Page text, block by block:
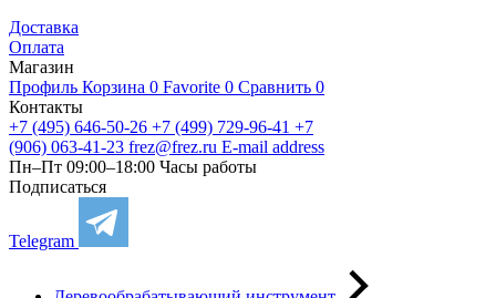
Доставка
Оплата
Магазин
Профиль Корзина 0 Favorite 0 Сравнить 0
Контакты
+7 (495) 646-50-26 +7 (499) 729-96-41 +7
(906) 063-41-23 frez@frez.ru E-mail address
Пн–Пт 09:00–18:00 Часы работы
Подписаться
Telegram